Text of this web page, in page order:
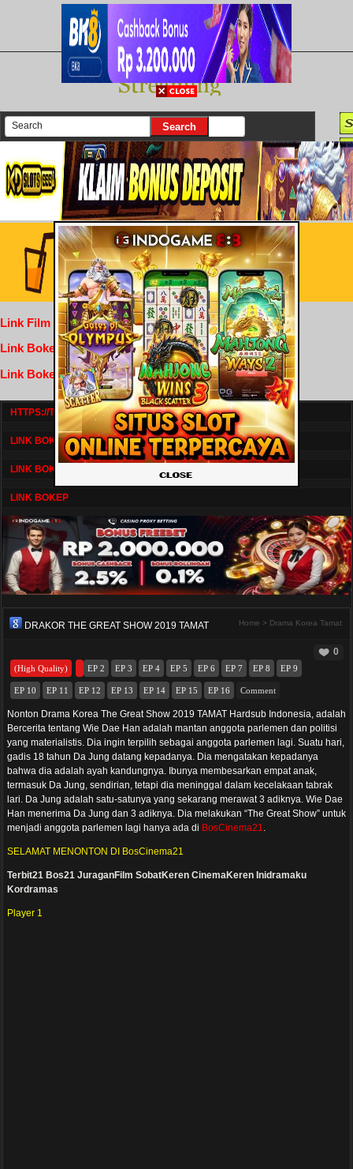
There are currently 25658 movies on our website
Login
Link Film Dewasa
Link Bokep Indofilm
Link Bokep FilmNikmat
HTTPS://TV1.BOSKU21.CAM/
LINK BOKEP DRAMASERIAL
LINK BOKEP
LINK BOKEP
DRAKOR THE GREAT SHOW 2019 TAMAT Home > Drama Korea Tamat
0
(High Quality) EP 2 EP 3 EP 4 EP 5 EP 6 EP 7 EP 8 EP 9
EP 10 EP 11 EP 12 EP 13 EP 14 EP 15 EP 16 Comment
Nonton Drama Korea The Great Show 2019 TAMAT Hardsub Indonesia, adalah
Bercerita tentang Wie Dae Han adalah mantan anggota parlemen dan politisi
yang materialistis. Dia ingin terpilih sebagai anggota parlemen lagi. Suatu hari,
gadis 18 tahun Da Jung datang kepadanya. Dia mengatakan kepadanya
bahwa dia adalah ayah kandungnya. Ibunya membesarkan empat anak,
termasuk Da Jung, sendirian, tetapi dia meninggal dalam kecelakaan tabrak
lari. Da Jung adalah satu-satunya yang sekarang merawat 3 adiknya. Wie Dae
Han menerima Da Jung dan 3 adiknya. Dia melakukan “The Great Show” untuk
menjadi anggota parlemen lagi hanya ada di BosCinema21.
SELAMAT MENONTON DI BosCinema21
Terbit21 Bos21 JuraganFilm SobatKeren CinemaKeren Inidramaku
Kordramas
Player 1